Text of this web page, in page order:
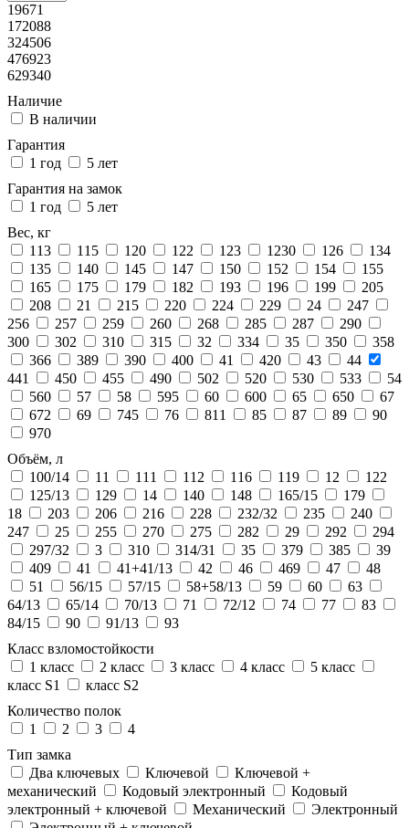
19671
172088
324506
476923
629340
Наличие
В наличии
Гарантия
1 год
5 лет
Гарантия на замок
1 год
5 лет
Вес, кг
113
115 120 122 123 1230 126
134
135
140 145 147 150 152 154
155
165
175 179 182 193 196 199
205
208
21 215 220 224 229 24
247
256
257 259 260 268 285 287
290
300
302 310 315 32 334 35 350
358
366
389 390 400 41 420 43
44
441
450 455 490 502 520 530 533
54
560
57 58 595 60 600 65 650
67
672
69 745 76 811 85 87 89
90
970
Объём, л
100/14
11 111 112 116 119 12
122
125/13
129 14 140 148 165/15
179
18
203 206 216 228 232/32 235
240
247
25 255 270 275 282 29 292
294
297/32
3 310 314/31 35 379 385
39
409
41 41+41/13 42 46 469 47
48
51
56/15 57/15 58+58/13 59 60
63
64/13
65/14 70/13 71 72/12 74 77
83
84/15
90 91/13
93
Класс взломостойкости
1 класс
2 класс 3 класс 4 класс
5 класс
класс S1
класс S2
Количество полок
1
2 3
4
Тип замка
Два ключевых
Ключевой
Ключевой +
механический
Кодовый электронный
Кодовый
электронный + ключевой
Механический
Электронный